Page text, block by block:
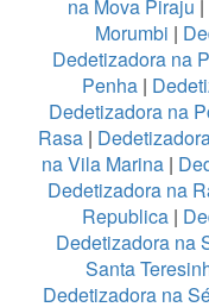
na Mova Piraju |
Morumbi |
Dedetizadora na
Penha|
Dedetizadora na
Rasa |
na Vila Marina |
Dedetizadora na
Republica|
Dedetizadora na
Santa
Dedetizadora na